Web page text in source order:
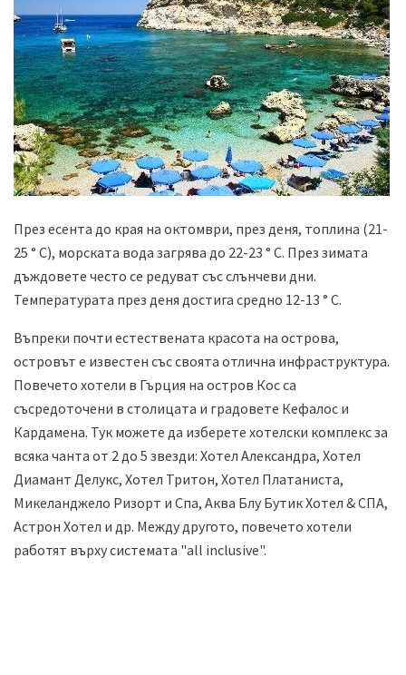
През есента до края на октомври, през деня, топлина (21-
25 ° C), морската вода загрява до 22-23 ° C. През зимата
дъждовете често се редуват със слънчеви дни.
Температурата през деня достига средно 12-13 ° С.
Въпреки почти естествената красота на острова,
островът е известен със своята отлична инфраструктура.
Повечето хотели в Гърция на остров Кос са
съсредоточени в столицата и градовете Кефалос и
Кардамена. Тук можете да изберете хотелски комплекс за
всяка чанта от 2 до 5 звезди: Хотел Александра, Хотел
Диамант Делукс, Хотел Тритон, Хотел Платаниста,
Микеланджело Ризорт и Спа, Аква Блу Бутик Хотел & СПА,
Астрон Хотел и др. Между другото, повечето хотели
работят върху системата "all inclusive".